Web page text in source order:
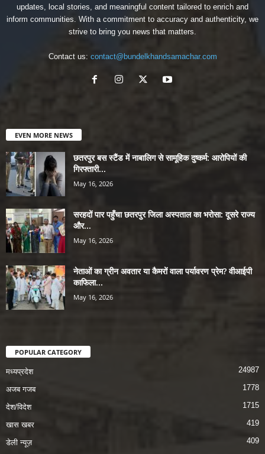
updates, local stories, and meaningful content tailored to enrich and
inform communities. With a commitment to accuracy and authenticity, we
strive to bring you news that matters.
Contact us: contact@bundelkhandsamachar.com
EVEN MORE NEWS
छतरपुर बस स्टैंड में नाबालिग से सामूहिक दुष्कर्म: आरोपियों की
गिरफ्तारी...
May 16, 2026
सरहदों पार पहुँचा छतरपुर जिला अस्पताल का भरोसा: दूसरे राज्य
और...
May 16, 2026
नेताओं का ग्रीन अवतार या कैमरों वाला पर्यावरण प्रेम? वीआईपी
काफिला...
May 16, 2026
POPULAR CATEGORY
मध्यप्रदेश 24987
अजब गजब 1778
देश/विदेश 1715
खास खबर 419
डेली न्यूज़ 409